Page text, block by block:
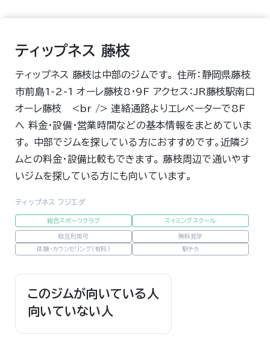
ティップネス 藤枝
ティップネス 藤枝は中部のジムです。 住所：静岡県藤枝
市前島1-2-1 オーレ藤枝8･9F アクセス：JR藤枝駅南口
オーレ藤枝 <br /> 連絡通路よりエレベーターで8F
へ 料金・設備・営業時間などの基本情報をまとめていま
す。 中部でジムを探している方におすすめです。近隣ジ
ムとの料金・設備比較もできます。 藤枝周辺で通いやす
いジムを探している方にも向いています。
ティップネス フジエダ
総合スポーツクラブ スイミングスクール
相互利用可 無料見学
体験・カウンセリング（有料） 駅チカ
このジムが向いている人
向いていない人